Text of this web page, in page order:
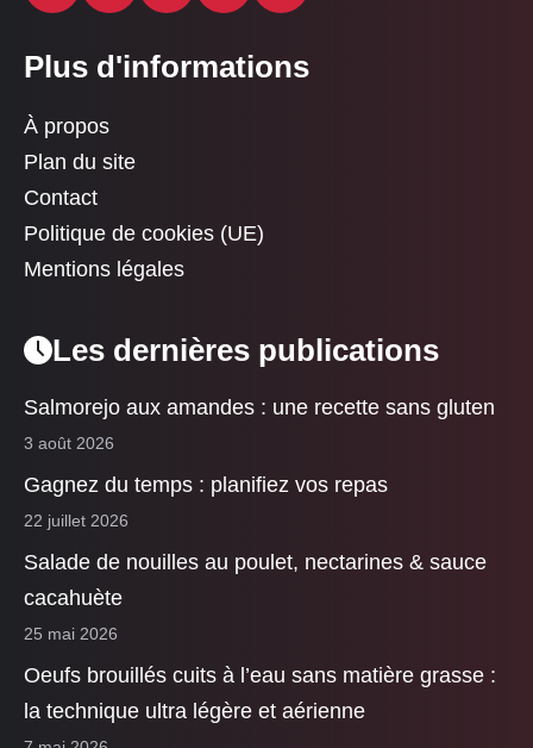
Plus d'informations
À propos
Plan du site
Contact
Politique de cookies (UE)
Mentions légales
Les dernières publications
Salmorejo aux amandes : une recette sans gluten
3 août 2026
Gagnez du temps : planifiez vos repas
22 juillet 2026
Salade de nouilles au poulet, nectarines & sauce
cacahuète
25 mai 2026
Oeufs brouillés cuits à l’eau sans matière grasse :
la technique ultra légère et aérienne